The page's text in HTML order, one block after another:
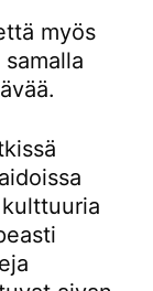
myös